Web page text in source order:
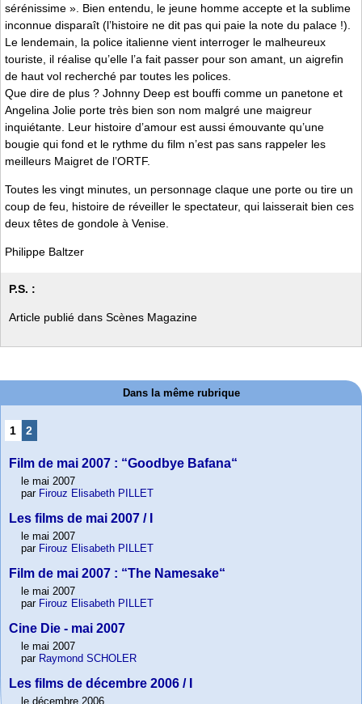
sérénissime ». Bien entendu, le jeune homme accepte et la sublime
inconnue disparaît (l’histoire ne dit pas qui paie la note du palace !).
Le lendemain, la police italienne vient interroger le malheureux
touriste, il réalise qu’elle l’a fait passer pour son amant, un aigrefin
de haut vol recherché par toutes les polices.
Que dire de plus ? Johnny Deep est bouffi comme un panetone et
Angelina Jolie porte très bien son nom malgré une maigreur
inquiétante. Leur histoire d’amour est aussi émouvante qu’une
bougie qui fond et le rythme du film n’est pas sans rappeler les
meilleurs Maigret de l’ORTF.
Toutes les vingt minutes, un personnage claque une porte ou tire un
coup de feu, histoire de réveiller le spectateur, qui laisserait bien ces
deux têtes de gondole à Venise.
Philippe Baltzer
P.S. :
Article publié dans Scènes Magazine
Dans la même rubrique
1 2
Film de mai 2007 : “Goodbye Bafana“
le mai 2007
par Firouz Elisabeth PILLET
Les films de mai 2007 / I
le mai 2007
par Firouz Elisabeth PILLET
Film de mai 2007 : “The Namesake“
le mai 2007
par Firouz Elisabeth PILLET
Cine Die - mai 2007
le mai 2007
par Raymond SCHOLER
Les films de décembre 2006 / I
le décembre 2006